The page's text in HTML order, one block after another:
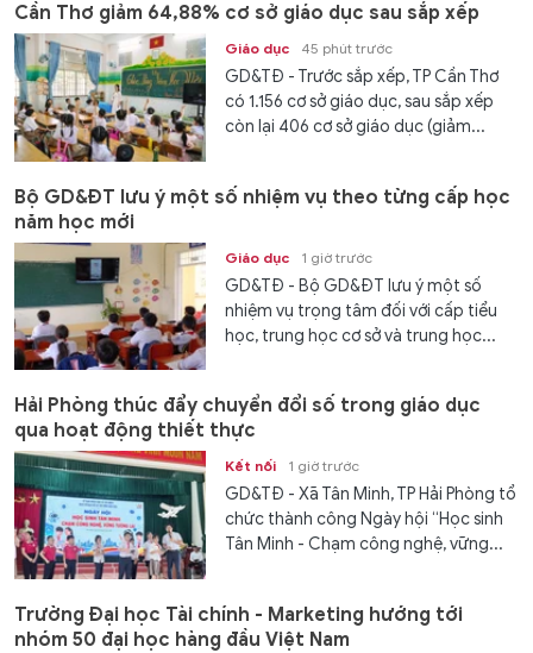
Cần Thơ giảm 64,88% cơ sở giáo dục sau sắp xếp
Giáo dục 45 phút trước
GD&TĐ - Trước sắp xếp, TP Cần Thơ
có 1.156 cơ sở giáo dục, sau sắp xếp
còn lại 406 cơ sở giáo dục (giảm...
Bộ GD&ĐT lưu ý một số nhiệm vụ theo từng cấp học
năm học mới
Giáo dục 1 giờ trước
GD&TĐ - Bộ GD&ĐT lưu ý một số
nhiệm vụ trọng tâm đối với cấp tiểu
học, trung học cơ sở và trung học...
Hải Phòng thúc đẩy chuyển đổi số trong giáo dục
qua hoạt động thiết thực
Kết nối 1 giờ trước
GD&TĐ - Xã Tân Minh, TP Hải Phòng tổ
chức thành công Ngày hội “Học sinh
Tân Minh - Chạm công nghệ, vững...
Trường Đại học Tài chính - Marketing hướng tới
nhóm 50 đại học hàng đầu Việt Nam